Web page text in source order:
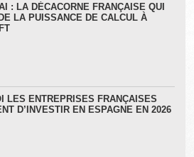
: LA DÉCACORNE FRANÇAISE QUI
LA PUISSANCE DE CALCUL À
LES ENTREPRISES FRANÇAISES
D’INVESTIR EN ESPAGNE EN 2026